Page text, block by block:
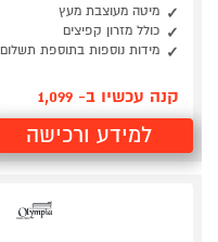
מיטה מעוצבת מעץ
כולל מזרון קפיצים
מידות נוספות בתוספת תשלום
קנה עכשיו ב- 1,099
למידע ורכישה